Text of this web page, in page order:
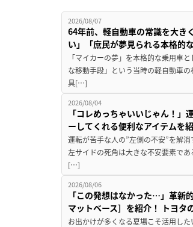
2026/08/07
64年前、軽自動車の常識を大き
い」「庶民が夢見られる本格的
「マイカーの夢」を本格的な乗用車
な移動手段」という当時の軽自動車
具[…]
2026/08/04
「コレめっちゃいいじゃん！
ーしてくれる便利なアイテムを
運転が苦手な人の”左側の不安”を解
左サイドの死角は大きな不安要素で
[…]
2026/08/06
「この発想はなかった…」革新
マットベース］を紹介！ トヨタ
お出かけが多くなる夏場こそ活用し